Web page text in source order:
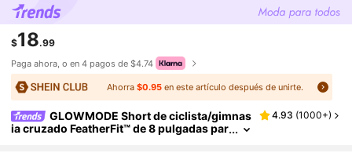
$18.99
Paga ahora, o en 4 pagos de $4.74
Ahorra $0.95en este artículo después de unirte.
GLOWMODE Short de ciclista/gimnas
ia cruzado FeatherFit™ de 8 pulgadas par
4.93 (1000+)